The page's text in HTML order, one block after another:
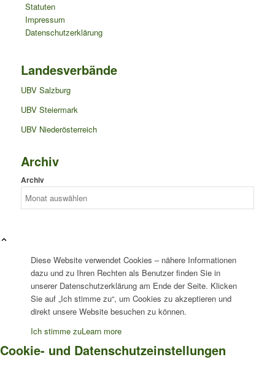
Statuten
Impressum
Datenschutzerklärung
Landesverbände
UBV Salzburg
UBV Steiermark
UBV Niederösterreich
Archiv
Archiv
Diese Website verwendet Cookies – nähere Informationen
dazu und zu Ihren Rechten als Benutzer finden Sie in
unserer Datenschutzerklärung am Ende der Seite. Klicken
Sie auf „Ich stimme zu“, um Cookies zu akzeptieren und
direkt unsere Website besuchen zu können.
Ich stimme zuLearn more
Cookie- und Datenschutzeinstellungen